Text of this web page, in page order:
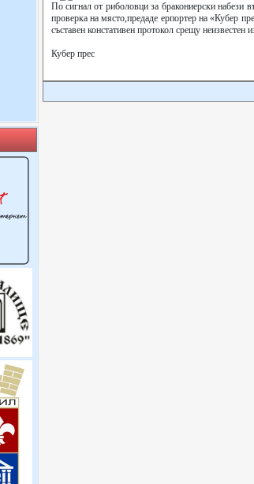
По сигнал от риболовци за бракониерски
проверка на място,предаде ерпортер на «Кубер
съставен констативен протокол срещу неизвестен
Кубер прес